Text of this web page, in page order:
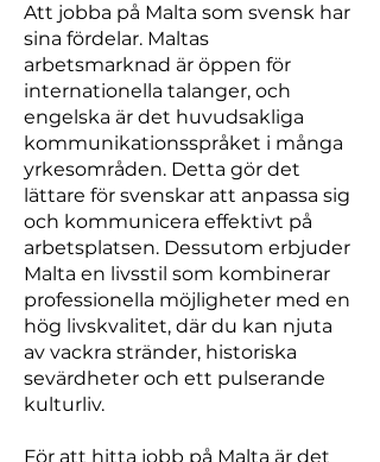
Att jobba på Malta som svensk har
sina fördelar. Maltas
arbetsmarknad är öppen för
internationella talanger, och
engelska är det huvudsakliga
kommunikationsspråket i många
yrkesområden. Detta gör det
lättare för svenskar att anpassa sig
och kommunicera effektivt på
arbetsplatsen. Dessutom erbjuder
Malta en livsstil som kombinerar
professionella möjligheter med en
hög livskvalitet, där du kan njuta
av vackra stränder, historiska
sevärdheter och ett pulserande
kulturliv.
För att hitta jobb på Malta är det